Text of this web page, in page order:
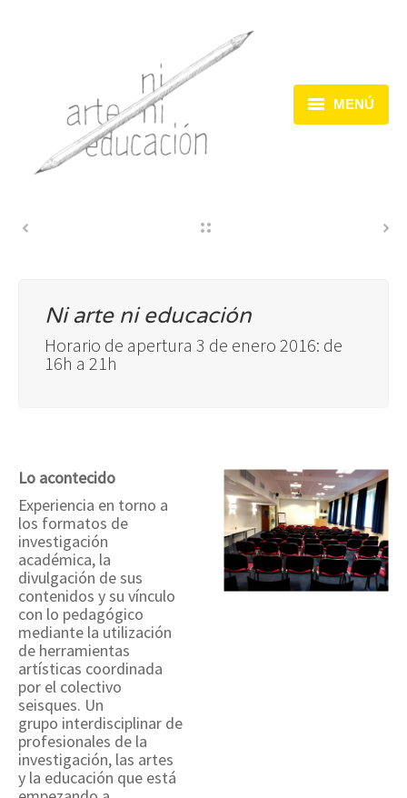
MENÚ
Inicio
Acciones
Ni arte ni educación
Horario de apertura 3 de enero 2016: de
16h a 21h
Lo acontecido
Experiencia en torno a
los formatos de
investigación
académica, la
divulgación de sus
contenidos y su vínculo
con lo pedagógico
mediante la utilización
de herramientas
artísticas coordinada
por el colectivo
seisques. Un
grupo interdisciplinar de
profesionales de la
investigación, las artes
y la educación que está